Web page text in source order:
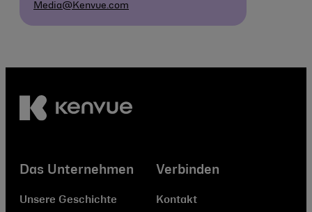
Media@Kenvue.com
Das Unternehmen
Unsere Geschichte
Verbinden
Kontakt